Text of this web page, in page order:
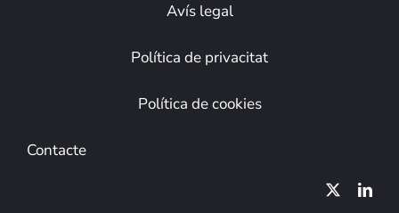
Avís legal
Política de privacitat
Política de cookies
Contacte